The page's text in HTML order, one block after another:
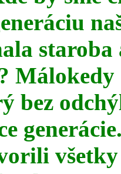
Málokedy
bez